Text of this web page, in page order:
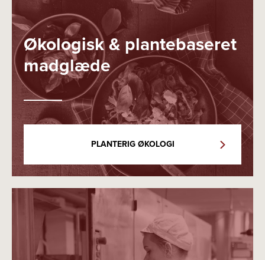
Økologisk & plantebaseret
madglæde
PLANTERIG ØKOLOGI